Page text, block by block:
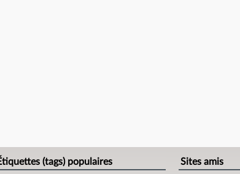
(tags) populaires Sites amis